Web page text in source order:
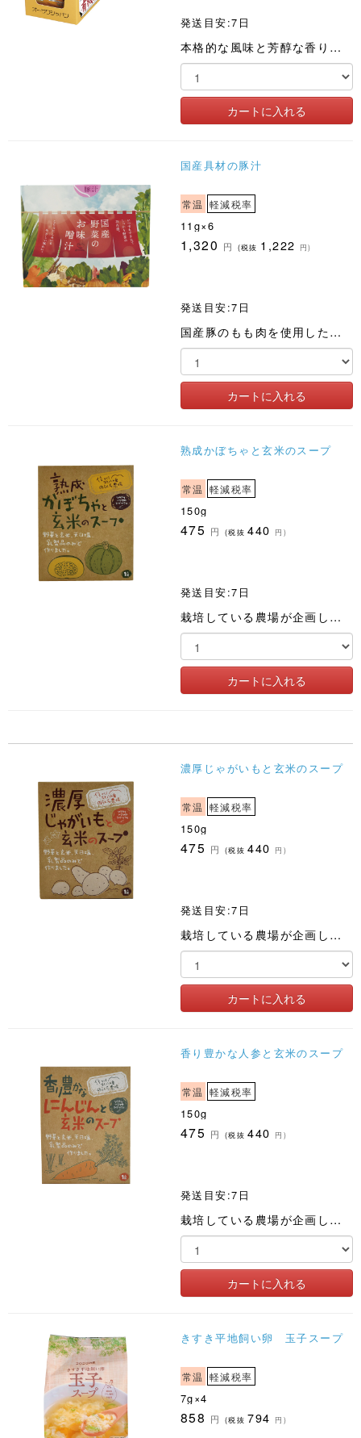
発送目安:7日
本格的な風味と芳醇な香りが楽しめます
国産具材の豚汁
常温 軽減税率
11g×6
1,320 円 (税抜 1,222 円)
発送目安:7日
国産豚のもも肉を使用した、フリーズドライの豚汁です
熟成かぼちゃと玄米のスープ
常温 軽減税率
150g
475 円 (税抜440 円)
発送目安:7日
栽培している農場が企画した土づくりから始まるスープ。野菜と玄米は農薬化肥不使用。野菜の味で勝負しました
濃厚じゃがいもと玄米のスープ
常温 軽減税率
150g
475 円 (税抜440 円)
発送目安:7日
栽培している農場が企画した土づくりから始まるスープ。野菜と玄米は農薬化肥不使用。野菜の味で勝負しました
香り豊かな人参と玄米のスープ
常温 軽減税率
150g
475 円 (税抜440 円)
発送目安:7日
栽培している農場が企画した土づくりから始まるスープ。野菜と玄米は農薬化肥不使用。野菜の味で勝負しました
きすき平地飼い卵 玉子スープ
常温 軽減税率
7g×4
858 円 (税抜 794 円)